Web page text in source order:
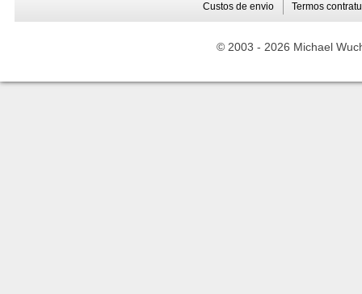
Custos de envio Termos
© 2003 - 2026 Michael